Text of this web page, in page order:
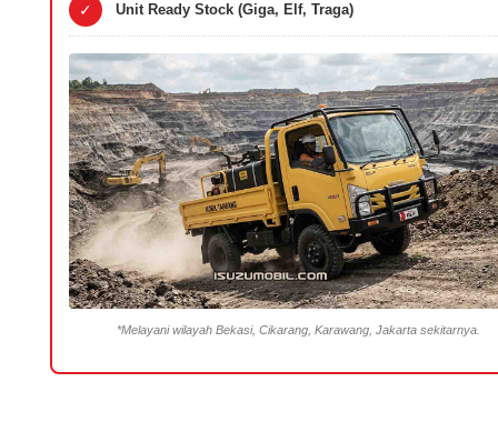
✓ Unit Ready Stock (Giga, Elf, Traga)
*Melayani wilayah Bekasi, Cikarang, Karawang, Jakarta sekitarnya.